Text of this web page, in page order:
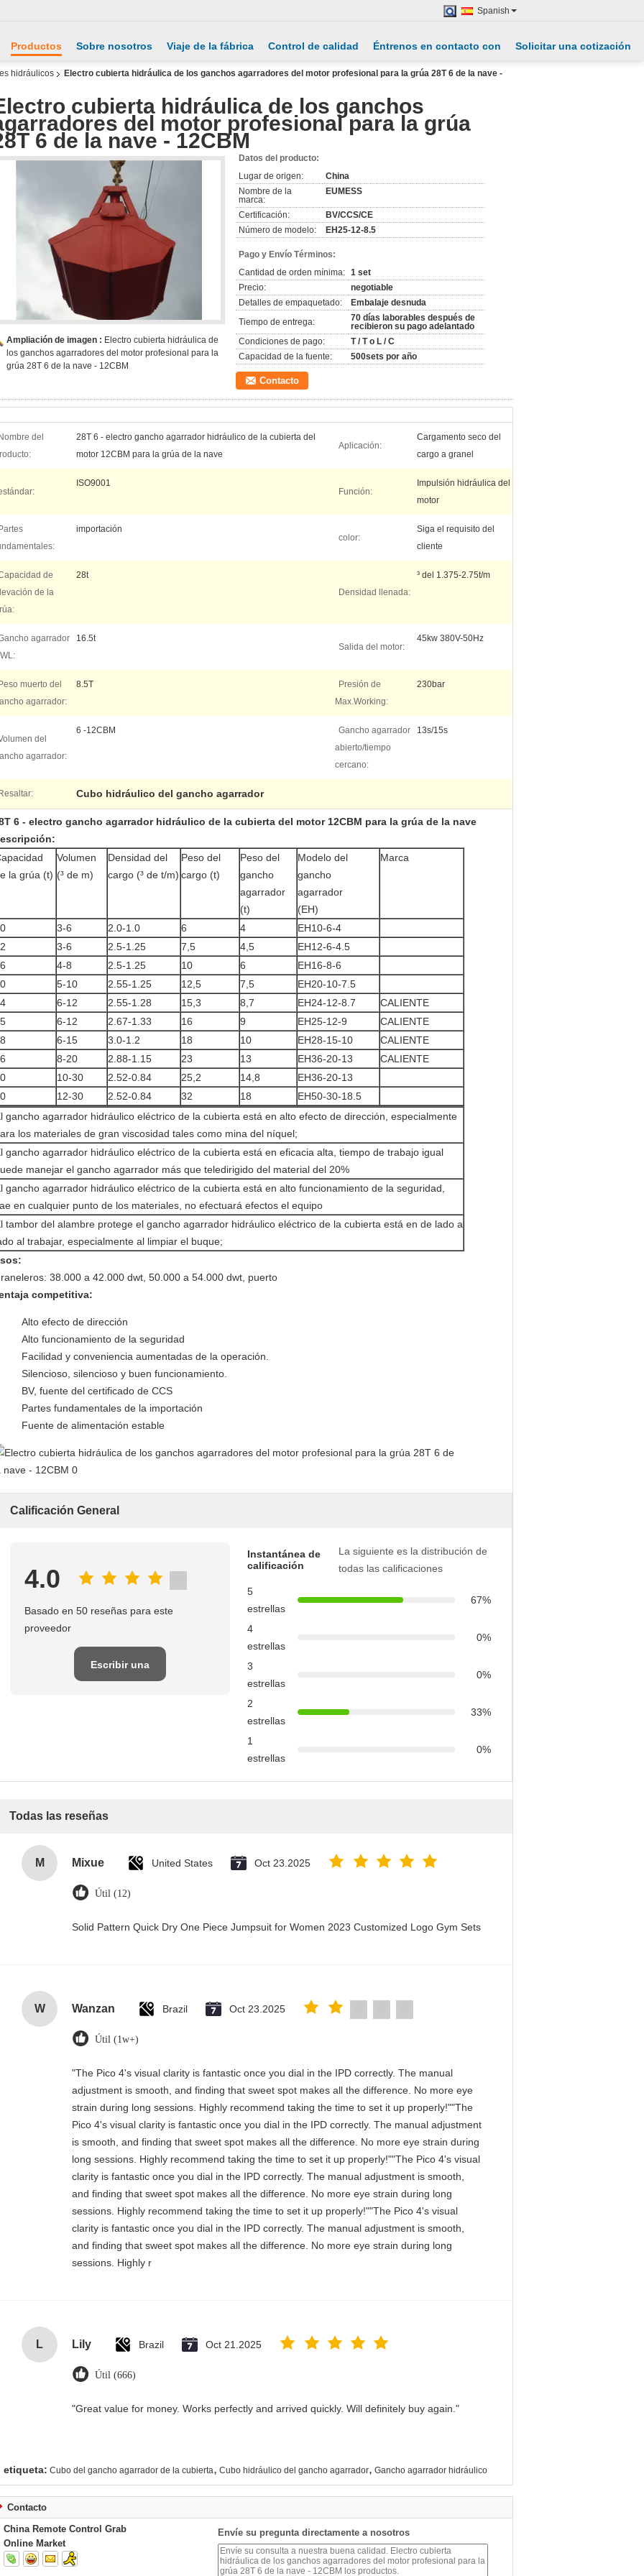
Spanish
Productos Sobre nosotros Viaje de la fábrica Control de calidad Éntrenos en contacto con Solicitar una cotización
hidráulicos Electro cubierta hidráulica de los ganchos agarradores del motor profesional para la grúa 28T 6 de la nave -
cubierta hidráulica de los ganchos
del motor profesional para la grúa
6 de la nave - 12CBM
Ampliación de imagen : Electro cubierta hidráulica de
los ganchos agarradores del motor profesional para la
grúa 28T 6 de la nave - 12CBM
Datos del producto:
Lugar de origen:
China
Nombre de la
marca:
EUMESS
Certificación:
BV/CCS/CE
Número de modelo:
EH25-12-8.5
Pago y Envío Términos:
Cantidad de orden mínima: 1 set
Precio:
negotiable
Detalles de empaquetado:
Embalaje desnuda
Tiempo de entrega:
70 días laborables después de
recibieron su pago adelantado
Condiciones de pago:
T / T o L / C
Capacidad de la fuente:
500sets por año
Contacto
del
28T 6 - electro gancho agarrador hidráulico de la cubierta del
motor 12CBM para la grúa de la nave
Aplicación:
Cargamento seco del
cargo a granel
ISO9001
Función:
Impulsión hidráulica del
motor
importación
color:
Siga el requisito del
cliente
de
de la
28t
Densidad llenada:
³ del 1.375-2.75t/m
agarrador
16.5t
Salida del motor:
45kw 380V-50Hz
muerto del
agarrador:
8.5T
Presión de
Max.Working:
230bar
del
agarrador:
6 -12CBM
Gancho agarrador
abierto/tiempo
cercano:
13s/15s
Cubo hidráulico del gancho agarrador
6 - electro gancho agarrador hidráulico de la cubierta del motor 12CBM para la grúa de la nave
la grúa (t)
Volumen
(³ de m)
Densidad del
cargo (³ de t/m)
Peso del
cargo (t)
Peso del
gancho
agarrador
(t)
Modelo del
gancho
agarrador
(EH)
Marca
3-6 2.0-1.0 6 4
EH10-6-4
3-6 2.5-1.25 7,5 4,5
EH12-6-4.5
4-8 2.5-1.25 10 6
EH16-8-6
5-10 2.55-1.25 12,5 7,5
EH20-10-7.5
6-12 2.55-1.28 15,3 8,7 EH24-12-8.7
CALIENTE
6-12 2.67-1.33 16 9 EH25-12-9
CALIENTE
6-15 3.0-1.2 18 10 EH28-15-10
CALIENTE
8-20 2.88-1.15 23 13 EH36-20-13
CALIENTE
10-30 2.52-0.84 25,2 14,8
EH36-20-13
12-30 2.52-0.84 32 18
EH50-30-18.5
gancho agarrador hidráulico eléctrico de la cubierta está en alto efecto de dirección, especialmente
los materiales de gran viscosidad tales como mina del níquel;
gancho agarrador hidráulico eléctrico de la cubierta está en eficacia alta, tiempo de trabajo igual
manejar el gancho agarrador más que teledirigido del material del 20%
gancho agarrador hidráulico eléctrico de la cubierta está en alto funcionamiento de la seguridad,
en cualquier punto de los materiales, no efectuará efectos el equipo
tambor del alambre protege el gancho agarrador hidráulico eléctrico de la cubierta está en de lado a
al trabajar, especialmente al limpiar el buque;
38.000 a 42.000 dwt, 50.000 a 54.000 dwt, puerto
competitiva:
Alto efecto de dirección
Alto funcionamiento de la seguridad
Facilidad y conveniencia aumentadas de la operación.
Silencioso, silencioso y buen funcionamiento.
BV, fuente del certificado de CCS
Partes fundamentales de la importación
Fuente de alimentación estable
Calificación General
4.0
Basado en 50 reseñas para este
proveedor
Escribir una
Instantánea de
calificación
La siguiente es la distribución de
todas las calificaciones
5
estrellas
67%
4
estrellas
0%
3
estrellas
0%
2
estrellas
33%
1
estrellas
0%
Todas las reseñas
M Mixue United States Oct 23.2025
Útil (12)
Solid Pattern Quick Dry One Piece Jumpsuit for Women 2023 Customized Logo Gym Sets
W Wanzan Brazil Oct 23.2025
Útil (1w+)
"The Pico 4's visual clarity is fantastic once you dial in the IPD correctly. The manual
adjustment is smooth, and finding that sweet spot makes all the difference. No more eye
strain during long sessions. Highly recommend taking the time to set it up properly!""The
Pico 4's visual clarity is fantastic once you dial in the IPD correctly. The manual adjustment
is smooth, and finding that sweet spot makes all the difference. No more eye strain during
long sessions. Highly recommend taking the time to set it up properly!""The Pico 4's visual
clarity is fantastic once you dial in the IPD correctly. The manual adjustment is smooth,
and finding that sweet spot makes all the difference. No more eye strain during long
sessions. Highly recommend taking the time to set it up properly!""The Pico 4's visual
clarity is fantastic once you dial in the IPD correctly. The manual adjustment is smooth,
and finding that sweet spot makes all the difference. No more eye strain during long
sessions. Highly r
L Lily Brazil Oct 21.2025
Útil (666)
"Great value for money. Works perfectly and arrived quickly. Will definitely buy again."
etiqueta: Cubo del gancho agarrador de la cubierta, Cubo hidráulico del gancho agarrador, Gancho agarrador hidráulico
Contacto
China Remote Control Grab
Online Market
Envíe su pregunta directamente a nosotros